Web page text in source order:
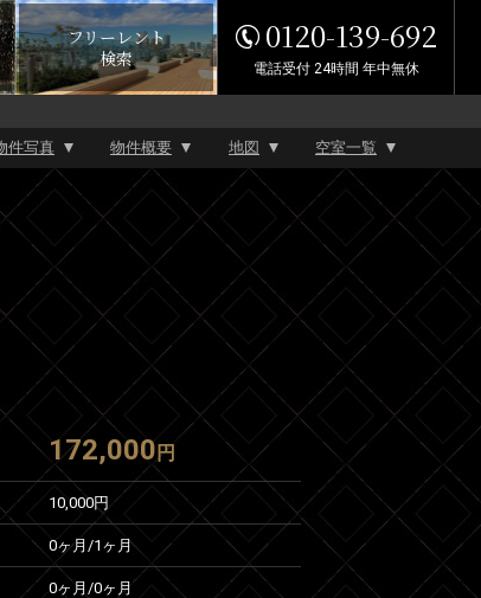
フリーレント
検索
0120-139-692
電話受付 24時間 年中無休
件写真 物件概要 地図 空室一覧
172,000 円
10,000円
0ヶ月 /1ヶ月
0ヶ月 /0ヶ月